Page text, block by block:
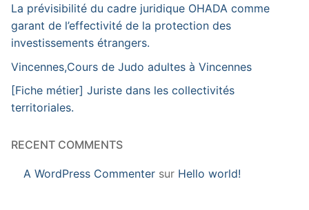
La prévisibilité du cadre juridique OHADA comme
garant de l’effectivité de la protection des
investissements étrangers.
Vincennes,Cours de Judo adultes à Vincennes
[Fiche métier] Juriste dans les collectivités
territoriales.
RECENT COMMENTS
A WordPress Commenter sur Hello world!